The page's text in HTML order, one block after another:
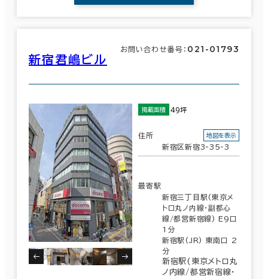
新宿君嶋ビル
お問い合わせ番号： 021-01793
掲載面積 49坪
住所
新宿区新宿3-35-3
地図を表示
最寄駅
新宿三丁目駅(東京メ
トロ丸ノ内線･副都心
線/都営新宿線) E9口
1分
新宿駅(JR) 東南口 2
分
新宿駅(東京メトロ丸
ノ内線/都営新宿線･
エリアを追加・変更する
東京都下 (164)
東京23区 (3,786)
70室(44棟)
3分以内
10分以内
入居可能時期
即入居可能
3か月以内
６か月以内